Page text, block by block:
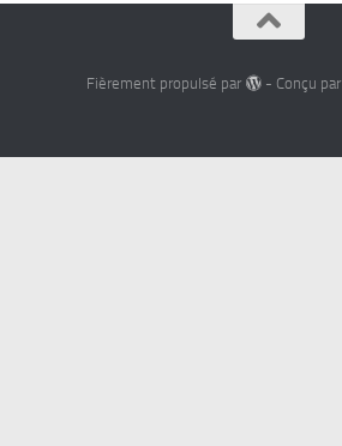
Fièrement propulsé par - Conçu par